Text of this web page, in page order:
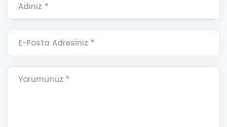
Adınız *
E-Posta Adresiniz *
Yorumunuz *